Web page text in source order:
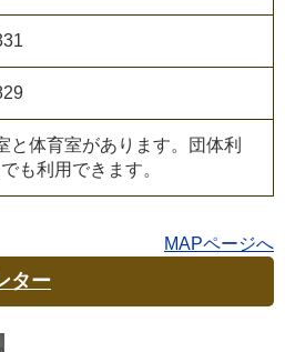
と体育室があります。団体利
も利用できます。
MAPページへ
ター